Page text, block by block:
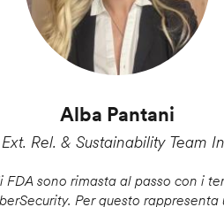
Alba Pantani
Ext. Rel. & Sustainability Team
FDA sono rimasta al passo con i
Per questo rappresenta